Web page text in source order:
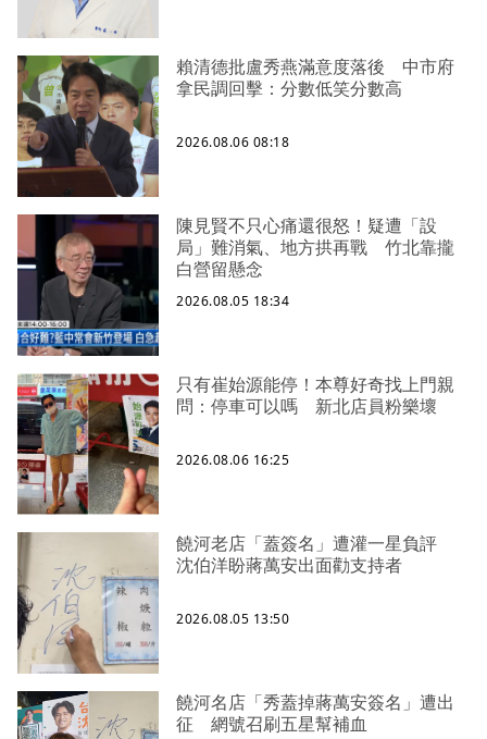
賴清德批盧秀燕滿意度落後 中市府
拿民調回擊：分數低笑分數高
2026.08.06 08:18
陳見賢不只心痛還很怒！疑遭「設
局」難消氣、地方拱再戰 竹北靠攏
白營留懸念
2026.08.05 18:34
只有崔始源能停！本尊好奇找上門親
問：停車可以嗎 新北店員粉樂壞
2026.08.06 16:25
饒河老店「蓋簽名」遭灌一星負評
沈伯洋盼蔣萬安出面勸支持者
2026.08.05 13:50
饒河名店「秀蓋掉蔣萬安簽名」遭出
征 網號召刷五星幫補血